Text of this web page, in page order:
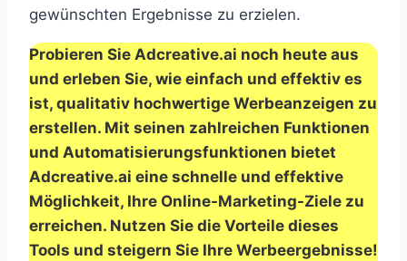
gewünschten Ergebnisse zu erzielen.
Probieren Sie Adcreative.ai noch heute aus
und erleben Sie, wie einfach und effektiv es
ist, qualitativ hochwertige Werbeanzeigen zu
erstellen. Mit seinen zahlreichen Funktionen
und Automatisierungsfunktionen bietet
Adcreative.ai eine schnelle und effektive
Möglichkeit, Ihre Online-Marketing-Ziele zu
erreichen. Nutzen Sie die Vorteile dieses
Tools und steigern Sie Ihre Werbeergebnisse!